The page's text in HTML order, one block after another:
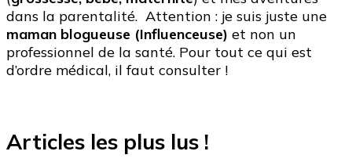
dans la parentalité. Attention : je suis juste une
maman blogueuse (Influenceuse) et non un
professionnel de la santé. Pour tout ce qui est
d’ordre médical, il faut consulter !
Articles les plus lus !